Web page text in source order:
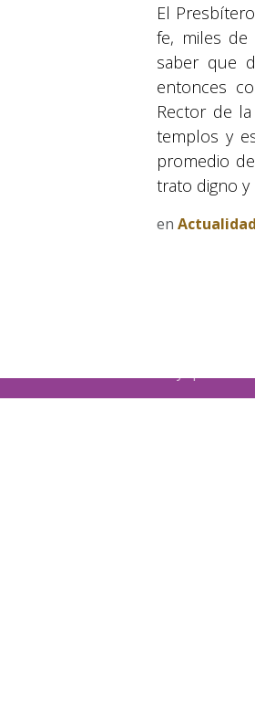
El
fe, miles de
saber que
entonces
Rector de
templos y
promedio
trato digno y
en Actualidad